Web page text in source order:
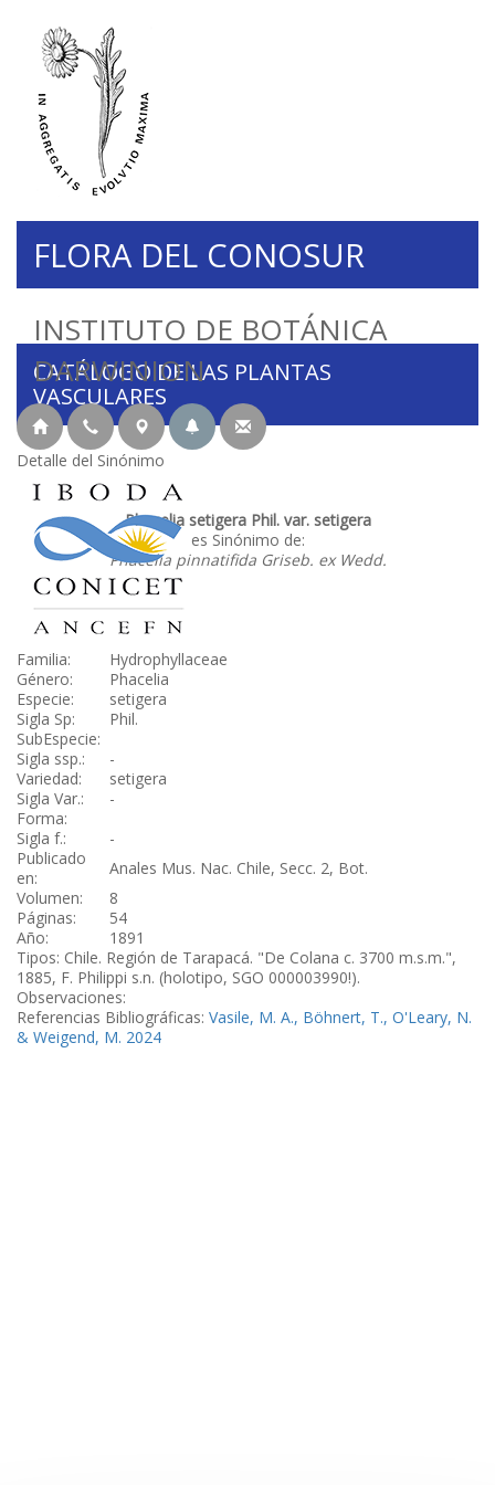
INSTITUTO DE BOTÁNICA
DARWINION
FLORA DEL CONOSUR
CATÁLOGO DE LAS PLANTAS
VASCULARES
Detalle del Sinónimo
Phacelia setigera Phil. var. setigera
es Sinónimo de:
Phacelia pinnatifida Griseb. ex Wedd.
Familia:
Hydrophyllaceae
Género:
Phacelia
Especie:
setigera
Sigla Sp:
Phil.
SubEspecie:
Sigla ssp.:
-
Variedad:
setigera
Sigla Var.:
-
Forma:
Sigla f.:
-
Publicado
en:
Anales Mus. Nac. Chile, Secc. 2, Bot.
Volumen:
8
Páginas:
54
Año:
1891
Tipos: Chile. Región de Tarapacá. "De Colana c. 3700 m.s.m.",
1885, F. Philippi s.n. (holotipo, SGO 000003990!).
Observaciones:
Referencias Bibliográficas: Vasile, M. A., Böhnert, T., O'Leary, N.
& Weigend, M. 2024